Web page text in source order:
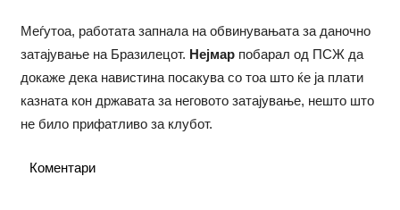
Меѓутоа, работата запнала на обвинувањата за даночно
затајување на Бразилецот. Нејмарпобарал од ПСЖ да
докаже дека навистина посакува со тоа што ќе ја плати
казната кон државата за неговото затајување, нешто што
не било прифатливо за клубот.
Коментари